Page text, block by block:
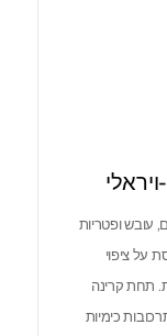
עובש ופטריות
על ציפוי
תחת קרינה
כימיות